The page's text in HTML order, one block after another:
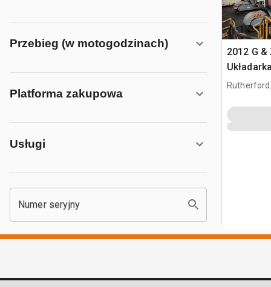
Przebieg (w motogodzinach)
Platforma zakupowa
Usługi
Numer seryjny
2012 G &